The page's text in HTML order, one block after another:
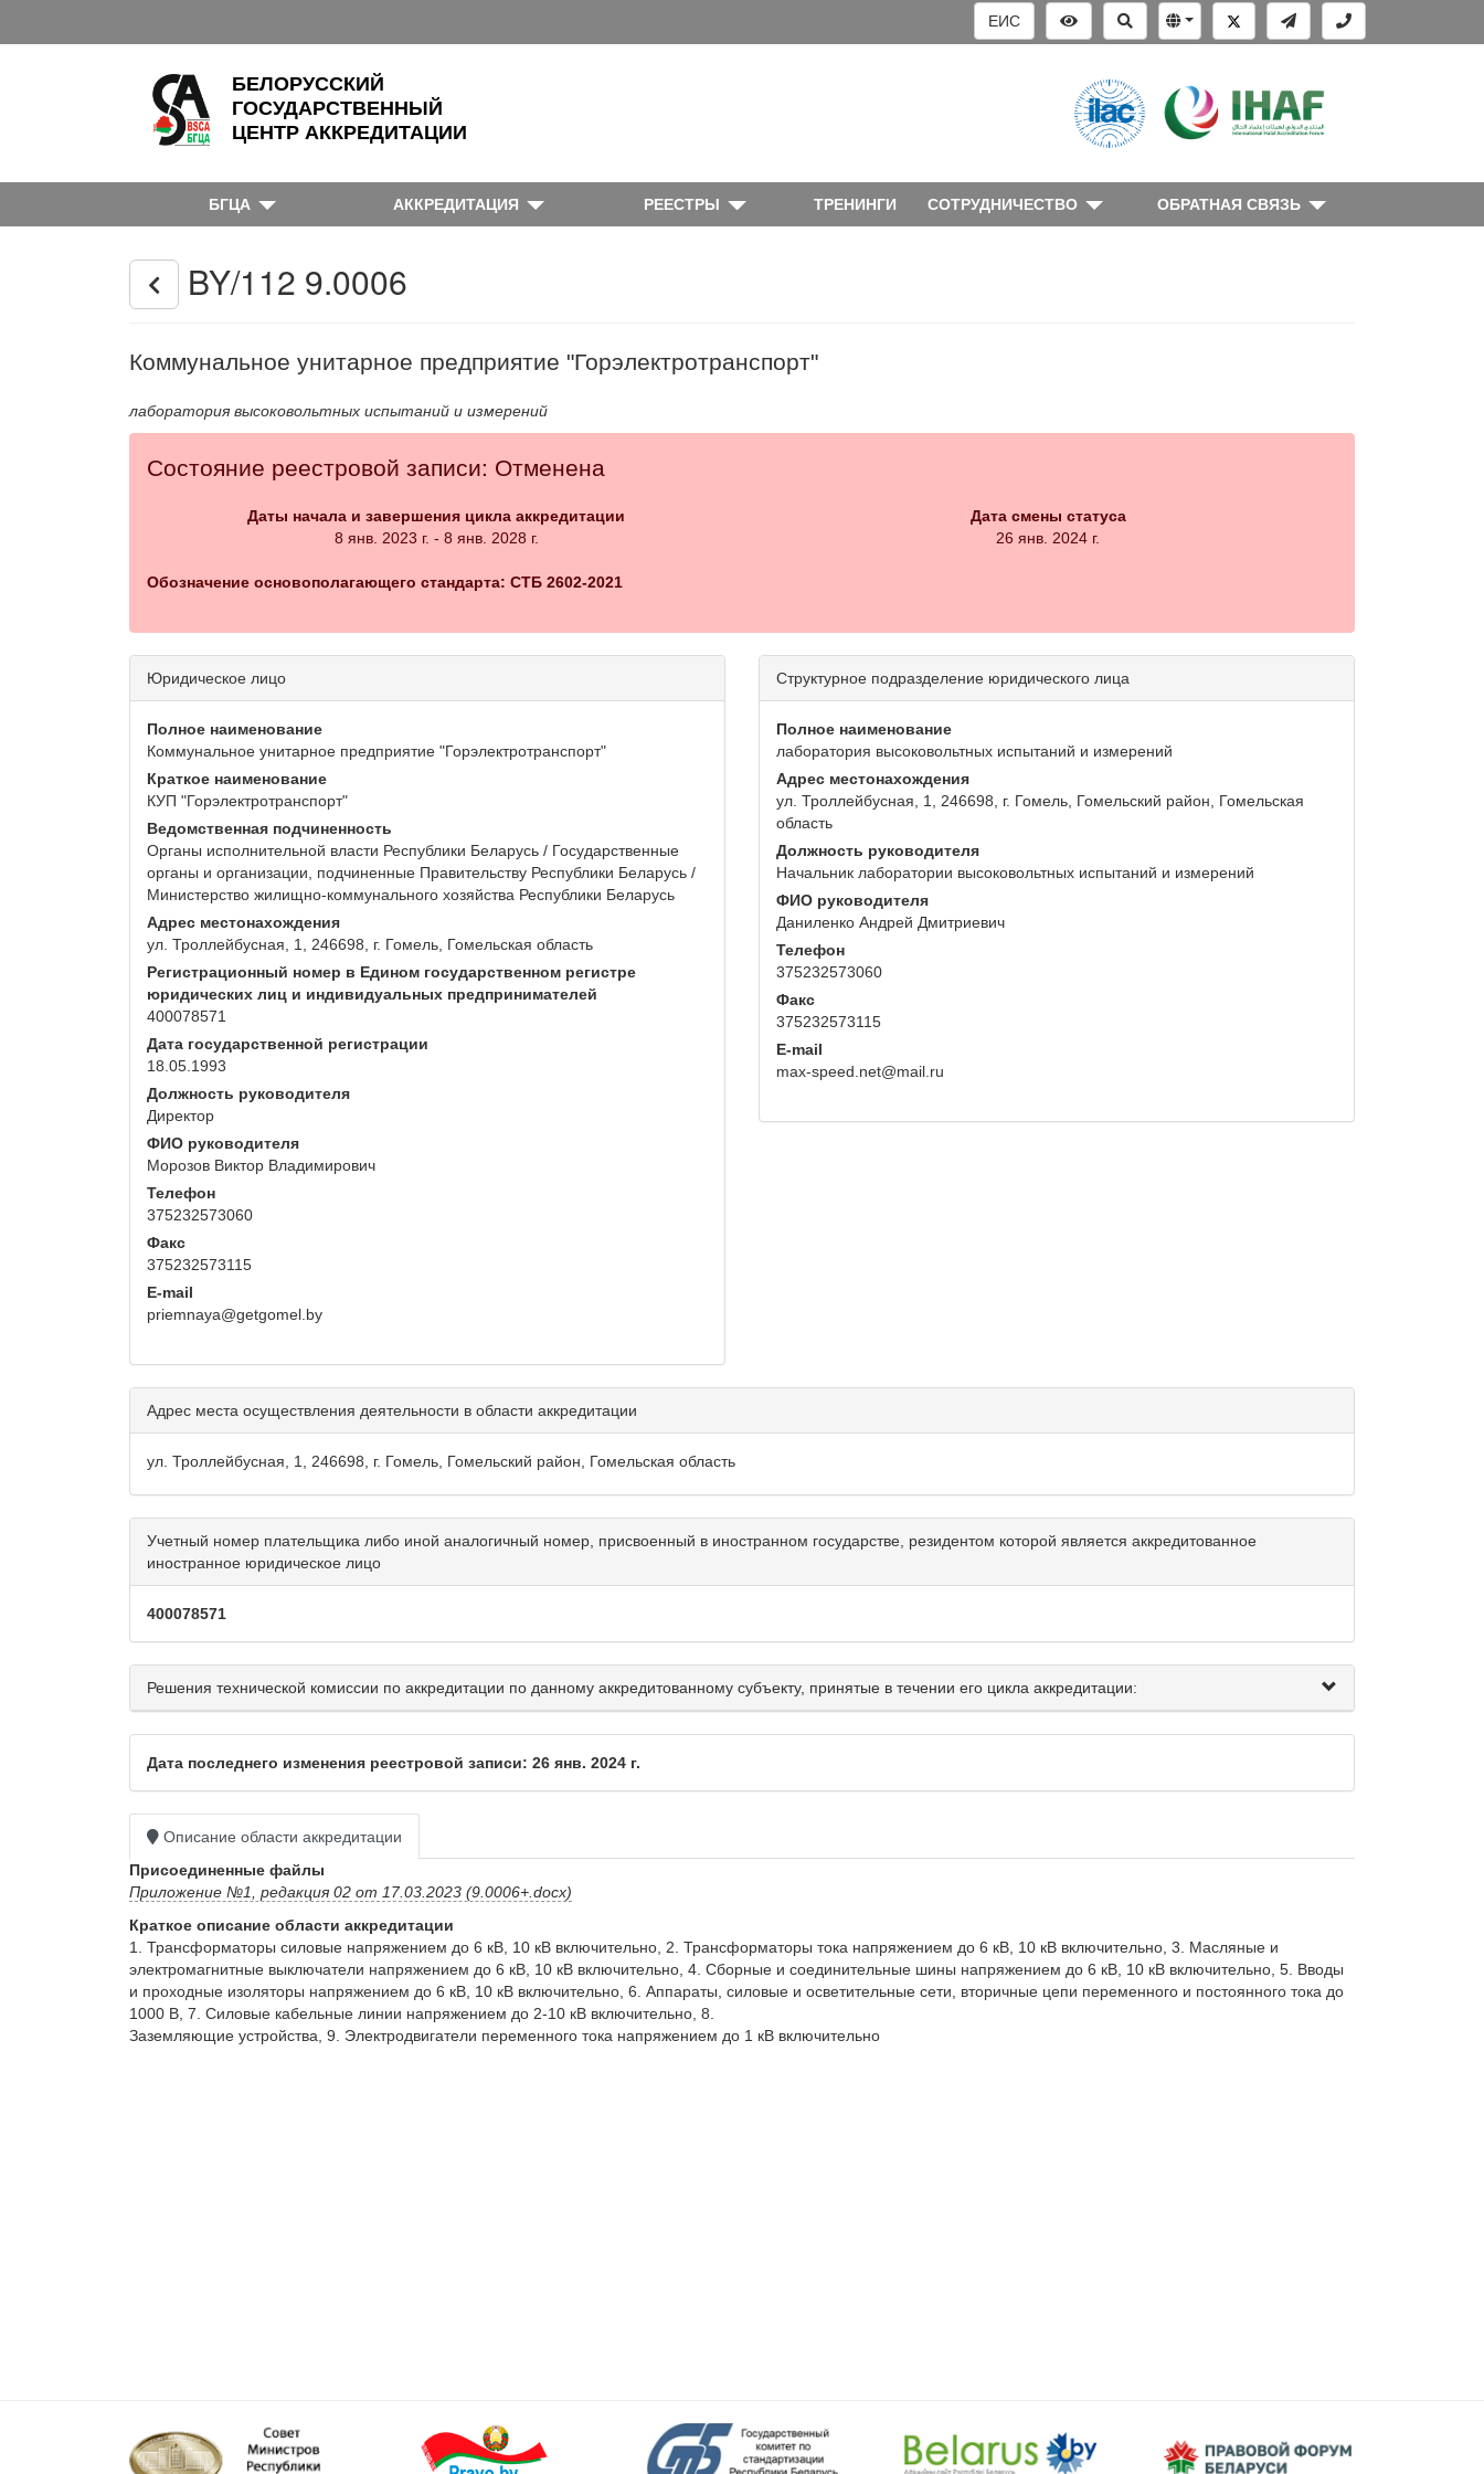
ЕИС
БЕЛОРУССКИЙ
ГОСУДАРСТВЕННЫЙ
ЦЕНТР АККРЕДИТАЦИИ
БГЦА АККРЕДИТАЦИЯ РЕЕСТРЫ ТРЕНИНГИ СОТРУДНИЧЕСТВО ОБРАТНАЯ СВЯЗЬ
BY/112 9.0006
Коммунальное унитарное предприятие "Горэлектротранспорт"
лаборатория высоковольтных испытаний и измерений
Состояние реестровой записи: Отменена
Даты начала и завершения цикла аккредитации
8 янв. 2023 г. - 8 янв. 2028 г.
Дата смены статуса
26 янв. 2024 г.
Обозначение основополагающего стандарта: СТБ 2602-2021
Юридическое лицо
Полное наименование
Коммунальное унитарное предприятие "Горэлектротранспорт"
Краткое наименование
КУП "Горэлектротранспорт"
Ведомственная подчиненность
Органы исполнительной власти Республики Беларусь / Государственные
органы и организации, подчиненные Правительству Республики Беларусь /
Министерство жилищно-коммунального хозяйства Республики Беларусь
Адрес местонахождения
ул. Троллейбусная, 1, 246698, г. Гомель, Гомельская область
Регистрационный номер в Едином государственном регистре
юридических лиц и индивидуальных предпринимателей
400078571
Дата государственной регистрации
18.05.1993
Должность руководителя
Директор
ФИО руководителя
Морозов Виктор Владимирович
Телефон
375232573060
Факс
375232573115
E-mail
priemnaya@getgomel.by
Структурное подразделение юридического лица
Полное наименование
лаборатория высоковольтных испытаний и измерений
Адрес местонахождения
ул. Троллейбусная, 1, 246698, г. Гомель, Гомельский район, Гомельская
область
Должность руководителя
Начальник лаборатории высоковольтных испытаний и измерений
ФИО руководителя
Даниленко Андрей Дмитриевич
Телефон
375232573060
Факс
375232573115
E-mail
max-speed.net@mail.ru
Адрес места осуществления деятельности в области аккредитации
ул. Троллейбусная, 1, 246698, г. Гомель, Гомельский район, Гомельская область
Учетный номер плательщика либо иной аналогичный номер, присвоенный в иностранном государстве, резидентом которой является аккредитованное
иностранное юридическое лицо
400078571
Решения технической комиссии по аккредитации по данному аккредитованному субъекту, принятые в течении его цикла аккредитации:
Дата последнего изменения реестровой записи: 26 янв. 2024 г.
Описание области аккредитации
Присоединенные файлы
Приложение №1, редакция 02 от 17.03.2023 (9.0006+.docx)
Краткое описание области аккредитации
1. Трансформаторы силовые напряжением до 6 кВ, 10 кВ включительно, 2. Трансформаторы тока напряжением до 6 кВ, 10 кВ включительно, 3. Масляные и
электромагнитные выключатели напряжением до 6 кВ, 10 кВ включительно, 4. Сборные и соединительные шины напряжением до 6 кВ, 10 кВ включительно, 5. Вводы
и проходные изоляторы напряжением до 6 кВ, 10 кВ включительно, 6. Аппараты, силовые и осветительные сети, вторичные цепи переменного и постоянного тока до
1000 В, 7. Силовые кабельные линии напряжением до 2-10 кВ включительно, 8.
Заземляющие устройства, 9. Электродвигатели переменного тока напряжением до 1 кВ включительно